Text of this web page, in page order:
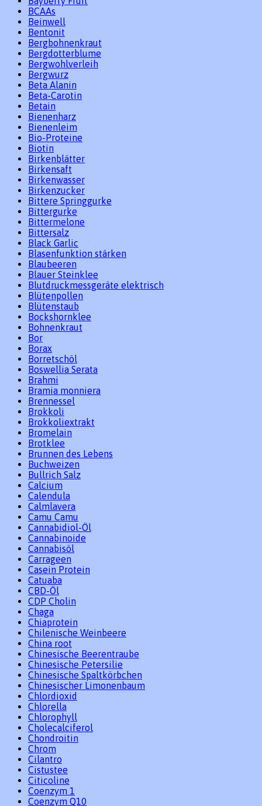
BCAAs
Beinwell
Bentonit
Bergbohnenkraut
Bergdotterblume
Bergwohlverleih
Bergwurz
Beta Alanin
Beta-Carotin
Betain
Bienenharz
Bienenleim
Bio-Proteine
Biotin
Birkenblätter
Birkensaft
Birkenwasser
Birkenzucker
Bittere Springgurke
Bittergurke
Bittermelone
Bittersalz
Black Garlic
Blasenfunktion stärken
Blaubeeren
Blauer Steinklee
Blutdruckmessgeräte elektrisch
Blütenpollen
Blütenstaub
Bockshornklee
Bohnenkraut
Bor
Borax
Borretschöl
Boswellia Serata
Brahmi
Bramia monniera
Brennessel
Brokkoli
Brokkoliextrakt
Bromelain
Brotklee
Brunnen des Lebens
Buchweizen
Bullrich Salz
Calcium
Calendula
Calmlavera
Camu Camu
Cannabidiol-Öl
Cannabinoide
Cannabisöl
Carrageen
Casein Protein
Catuaba
CBD-Öl
CDP Cholin
Chaga
Chiaprotein
Chilenische Weinbeere
China root
Chinesische Beerentraube
Chinesische Petersilie
Chinesische Spaltkörbchen
Chinesischer Limonenbaum
Chlordioxid
Chlorella
Chlorophyll
Cholecalciferol
Chondroitin
Chrom
Cilantro
Cistustee
Citicoline
Coenzym 1
Coenzym Q10